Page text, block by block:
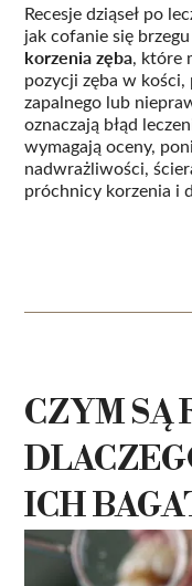
Recesje dziąseł po
jak cofanie się
korzenia zęba, które
pozycji zęba w
zapalnego lub
oznaczają błąd
wymagają oceny,
nadwrażliwości,
próchnicy korzenia i
CZYM SĄ
ICH